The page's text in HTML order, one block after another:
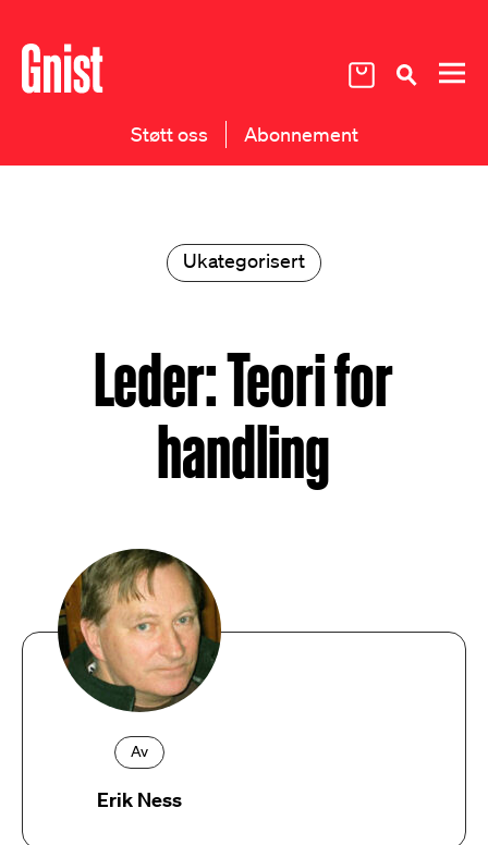
Støtt oss Abonnement
Ukategorisert
Leder: Teori for
handling
Av
Erik Ness